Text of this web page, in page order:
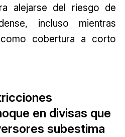
alejarse del riesgo de
incluso mientras
cobertura a corto
en divisas que
subestima